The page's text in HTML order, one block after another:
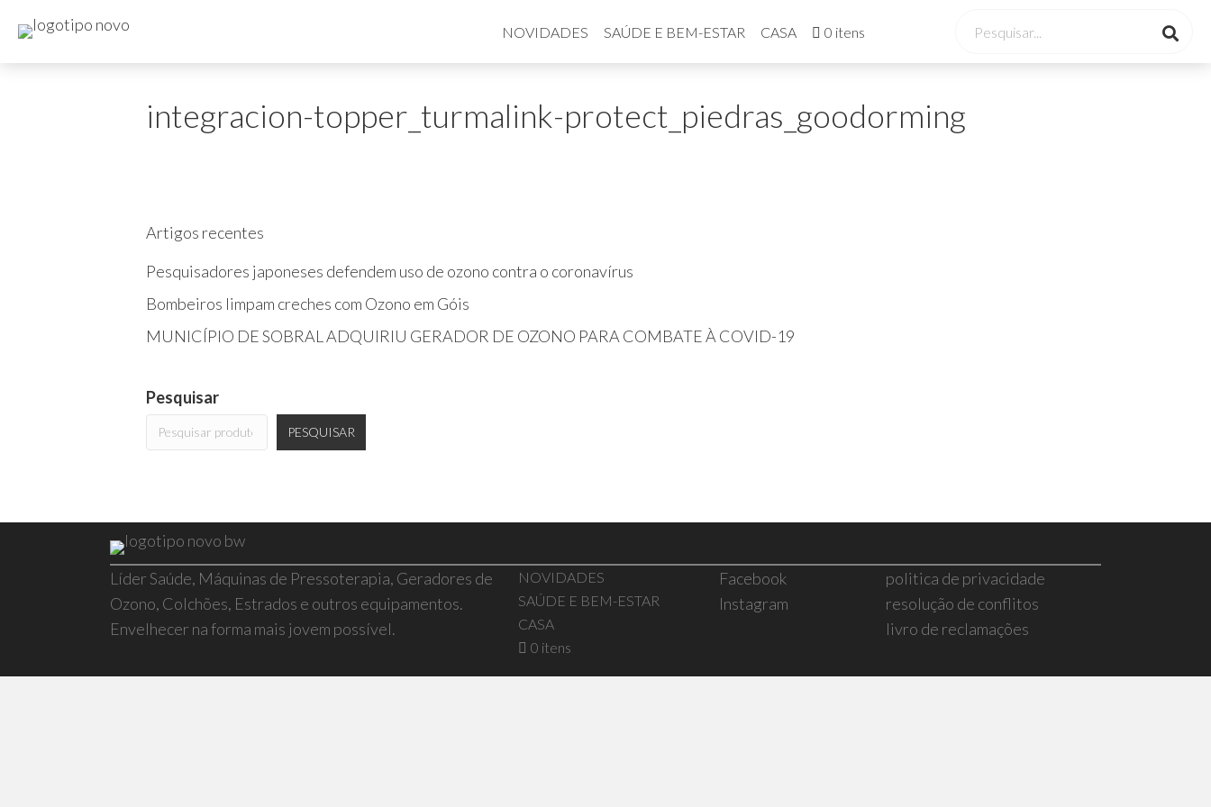
NOVIDADES SAÚDE E BEM-ESTAR CASA 0 itens
integracion-topper_turmalink-protect_piedras_goodorming
Artigos recentes
Pesquisadores japoneses defendem uso de ozono contra o coronavírus
Bombeiros limpam creches com Ozono em Góis
MUNICÍPIO DE SOBRAL ADQUIRIU GERADOR DE OZONO PARA COMBATE À COVID-19
Pesquisar
PESQUISAR
Líder Saúde, Máquinas de Pressoterapia, Geradores de
Ozono, Colchões, Estrados e outros equipamentos.
Envelhecer na forma mais jovem possível.
NOVIDADES
SAÚDE E BEM-ESTAR
CASA
0 itens
Facebook
Instagram
politica de privacidade
resolução de conflitos
livro de reclamações